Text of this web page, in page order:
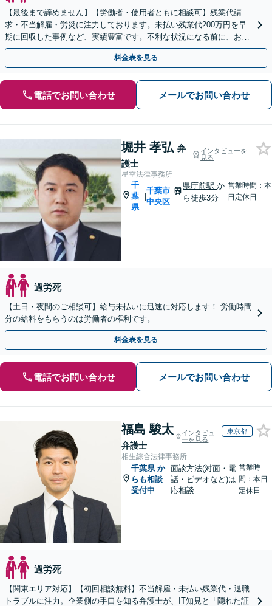
【最後まで諦めません】【労働者・使用者ともに相談可】残業代請
求・不当解雇・労災に注力しております。未払い残業代200万円を早
期に回収した事例など、実績豊富です。不利な状況になる前に、お困
りでしたら、お早めに弁護士にご相談ください。
料金表を見る
電話でお問い合わせ メールでお問い合わせ
堀井 孝弘 弁
護士
インタビューを
見る
星空法律事務所
千
葉
県
|
千葉市
中央区
県庁前駅か
ら徒歩3分
営業時間：本
日定休日
過労死
【土日・夜間のご相談可】給与未払いに迅速に対応します！ 労働時間
分の給料をもらうのは労働者の権利です。
料金表を見る
電話でお問い合わせ メールでお問い合わせ
福島 駿太
弁護士
インタビュ
ーを見る
東京都
相生綜合法律事務所
千葉県 か
らも相談
受付中
面談方法(対面・電
話・ビデオなど)は
応相談
営業時
間：本日
定休日
過労死
【関東エリア対応】【初回相談無料】不当解雇・未払い残業代・退職
トラブルに注力。企業側の手口を知る弁護士が、IT知見と「隠れた証